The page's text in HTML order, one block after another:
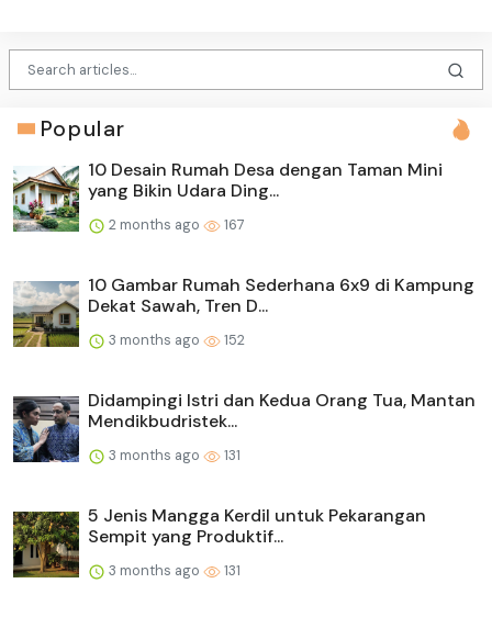
Popular
10 Desain Rumah Desa dengan Taman Mini
yang Bikin Udara Ding...
2 months ago 167
10 Gambar Rumah Sederhana 6x9 di Kampung
Dekat Sawah, Tren D...
3 months ago 152
Didampingi Istri dan Kedua Orang Tua, Mantan
Mendikbudristek...
3 months ago 131
5 Jenis Mangga Kerdil untuk Pekarangan
Sempit yang Produktif...
3 months ago 131